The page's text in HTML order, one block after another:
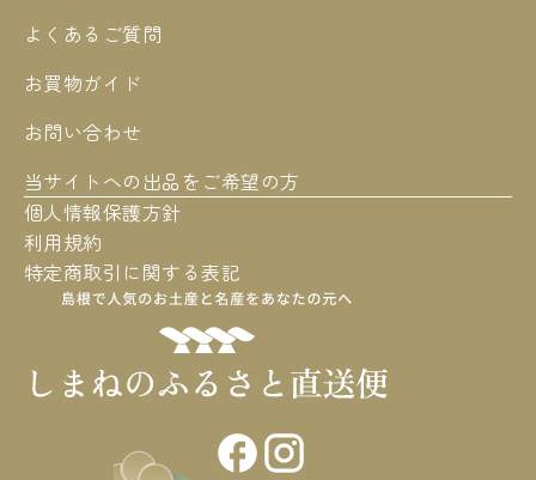
よくあるご質問
お買物ガイド
お問い合わせ
当サイトへの出品をご希望の方
個人情報保護方針
利用規約
特定商取引に関する表記